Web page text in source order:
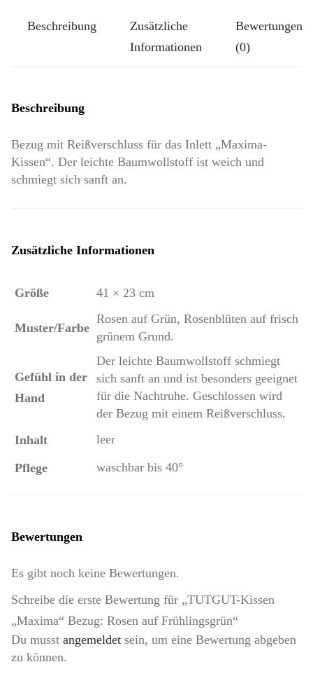
Menge
Beschreibung
Zusätzliche
Informationen
Bewertungen
(0)
Beschreibung
Bezug mit Reißverschluss für das Inlett „Maxima-
Kissen“. Der leichte Baumwollstoff ist weich und
schmiegt sich sanft an.
Zusätzliche Informationen
Größe 41 × 23 cm
Muster/Farbe
Rosen auf Grün, Rosenblüten auf frisch
grünem Grund.
Gefühl in der
Hand
Der leichte Baumwollstoff schmiegt
sich sanft an und ist besonders geeignet
für die Nachtruhe. Geschlossen wird
der Bezug mit einem Reißverschluss.
Inhalt
leer
Pflege waschbar bis 40°
Bewertungen
Es gibt noch keine Bewertungen.
Schreibe die erste Bewertung für „TUTGUT-Kissen
„Maxima“ Bezug: Rosen auf Frühlingsgrün“
Du musst angemeldet sein, um eine Bewertung abgeben
zu können.